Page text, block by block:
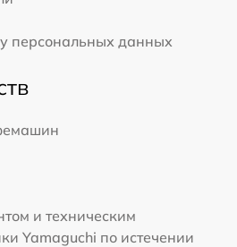
персональных данных
и техническим
Yamaguchi по истечении